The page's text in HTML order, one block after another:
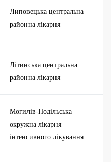
Липовецька центральна
районна лікарня
Літинська центральна
районна лікарня
Могилів-Подільська
окружна лікарня
інтенсивного лікування